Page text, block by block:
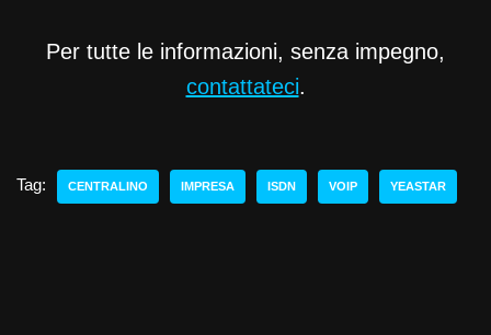
Per tutte le informazioni, senza impegno,
contattateci.
Tag: CENTRALINO IMPRESA ISDN VOIP YEASTAR